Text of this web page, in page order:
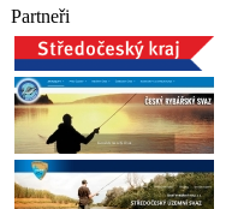
Partneři